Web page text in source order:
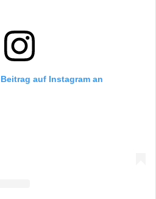
auf Instagram an